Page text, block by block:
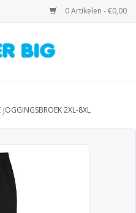
0 Artikelen - €0,00
2XL-8XL